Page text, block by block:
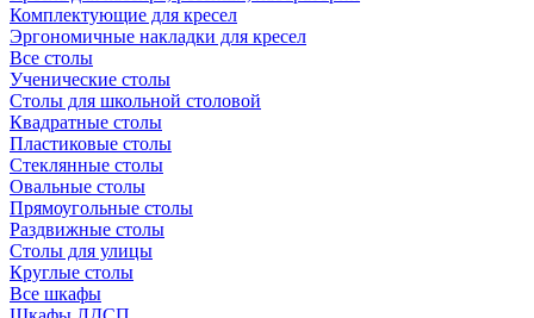
Комплектующие для кресел
Эргономичные накладки для кресел
Все столы
Ученические столы
Столы для школьной столовой
Квадратные столы
Пластиковые столы
Стеклянные столы
Овальные столы
Прямоугольные столы
Раздвижные столы
Столы для улицы
Круглые столы
Все шкафы